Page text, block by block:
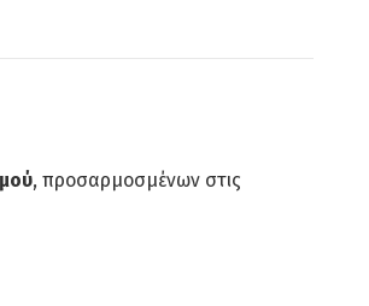
, προσαρμοσμένων στις